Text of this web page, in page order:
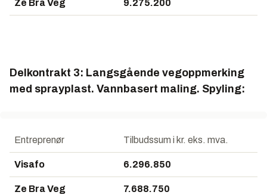
Ze Bra Veg 9.275.200
Delkontrakt 3: Langsgående vegoppmerking
med sprayplast. Vannbasert maling. Spyling:
Entreprenør Tilbudssum i kr. eks. mva.
Visafo 6.296.850
Ze Bra Veg 7.688.750